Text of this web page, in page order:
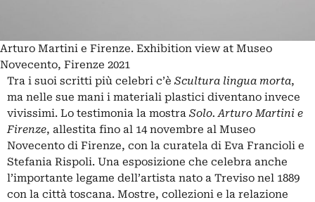
Arturo Martini e Firenze. Exhibition view at Museo
Novecento, Firenze 2021
Tra i suoi scritti più celebri c’è Scultura lingua morta,
ma nelle sue mani i materiali plastici diventano invece
vivissimi. Lo testimonia la mostra Solo. Arturo Martini e
Firenze, allestita fino al 14 novembre al Museo
Novecento di Firenze, con la curatela di Eva Francioli e
Stefania Rispoli. Una esposizione che celebra anche
l’importante legame dell’artista nato a Treviso nel 1889
con la città toscana. Mostre, collezioni e la relazione